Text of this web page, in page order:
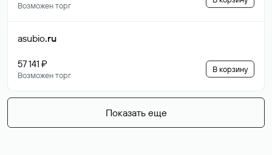
Возможен торг
asubio.ru
57 141 ₽
Возможен торг
В корзину
Показать еще